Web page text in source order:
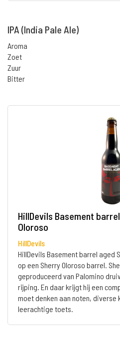
IPA (India Pale Ale)
Aroma
Zoet
Zuur
Bitter
HillDevils Basement
Oloroso
HillDevils
HillDevils Basement barrel aged
op een Sherry Oloroso barrel.
geproduceerd van Palomino
rijping. En daar krijgt hij een
moet denken aan noten, diverse
leerachtige toets.